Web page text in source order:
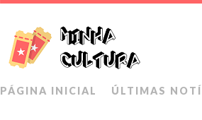
PÁGINA INICIAL ÚLTIMAS